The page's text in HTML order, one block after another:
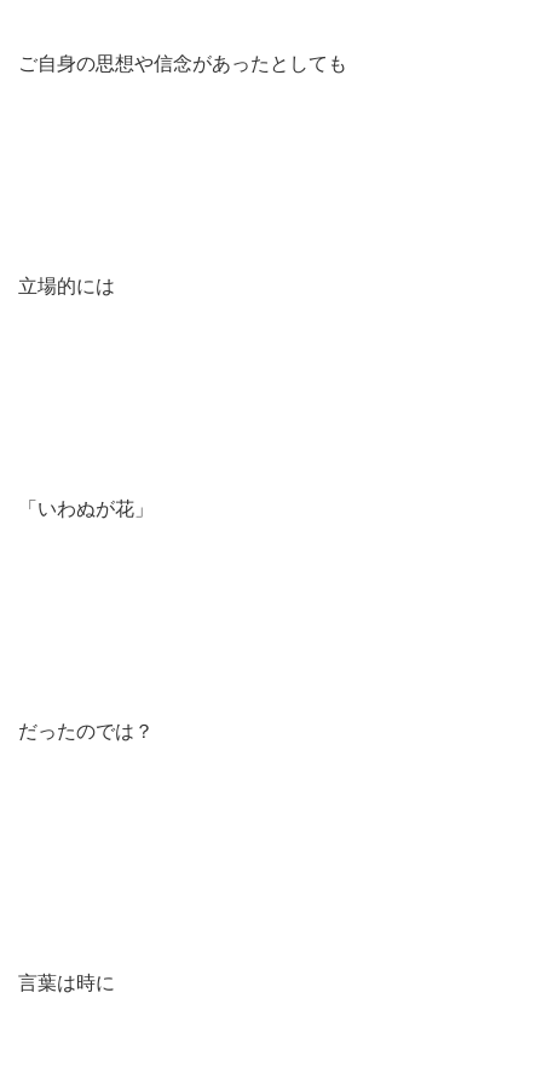
ご自身の思想や信念があったとしても
立場的には
「いわぬが花」
だったのでは？
言葉は時に